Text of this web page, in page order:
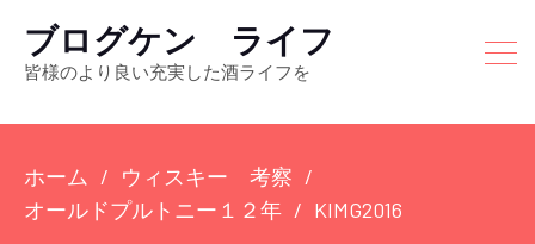
ブログケン ライフ
皆様のより良い充実した酒ライフを
ホーム
ウィスキー 考察
オールドプルトニー１２年
KIMG2016